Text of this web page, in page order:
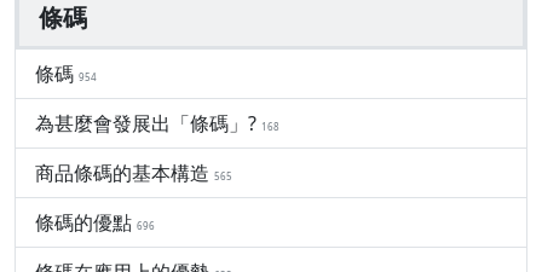
條碼
條碼 954
為甚麼會發展出「條碼」? 168
商品條碼的基本構造 565
條碼的優點 696